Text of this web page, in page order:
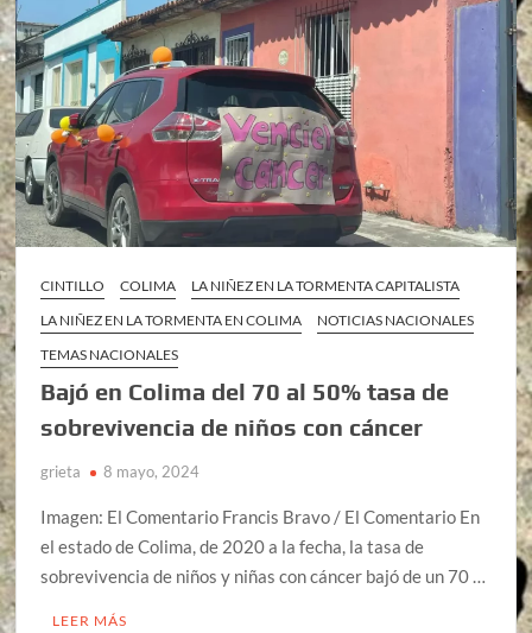
CINTILLO COLIMA
LA NIÑEZ EN LA TORMENTA CAPITALISTA
LA NIÑEZ EN LA TORMENTA EN COLIMA
NOTICIAS NACIONALES
TEMAS NACIONALES
Bajó en Colima del 70 al 50% tasa de
sobrevivencia de niños con cáncer
grieta 8 mayo, 2024
Imagen: El Comentario Francis Bravo / El Comentario En
el estado de Colima, de 2020 a la fecha, la tasa de
sobrevivencia de niños y niñas con cáncer bajó de un 70 …
LEER MÁS